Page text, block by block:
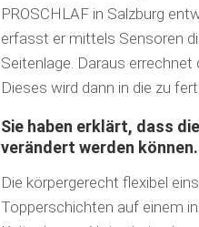
PROSCHLAF in Salzburg
erfasst er mittels Sensoren
Seitenlage. Daraus
Dieses wird dann in die zu
Sie haben erklärt, dass
verändert werden
Die körpergerecht flexibel
Topperschichten auf einem